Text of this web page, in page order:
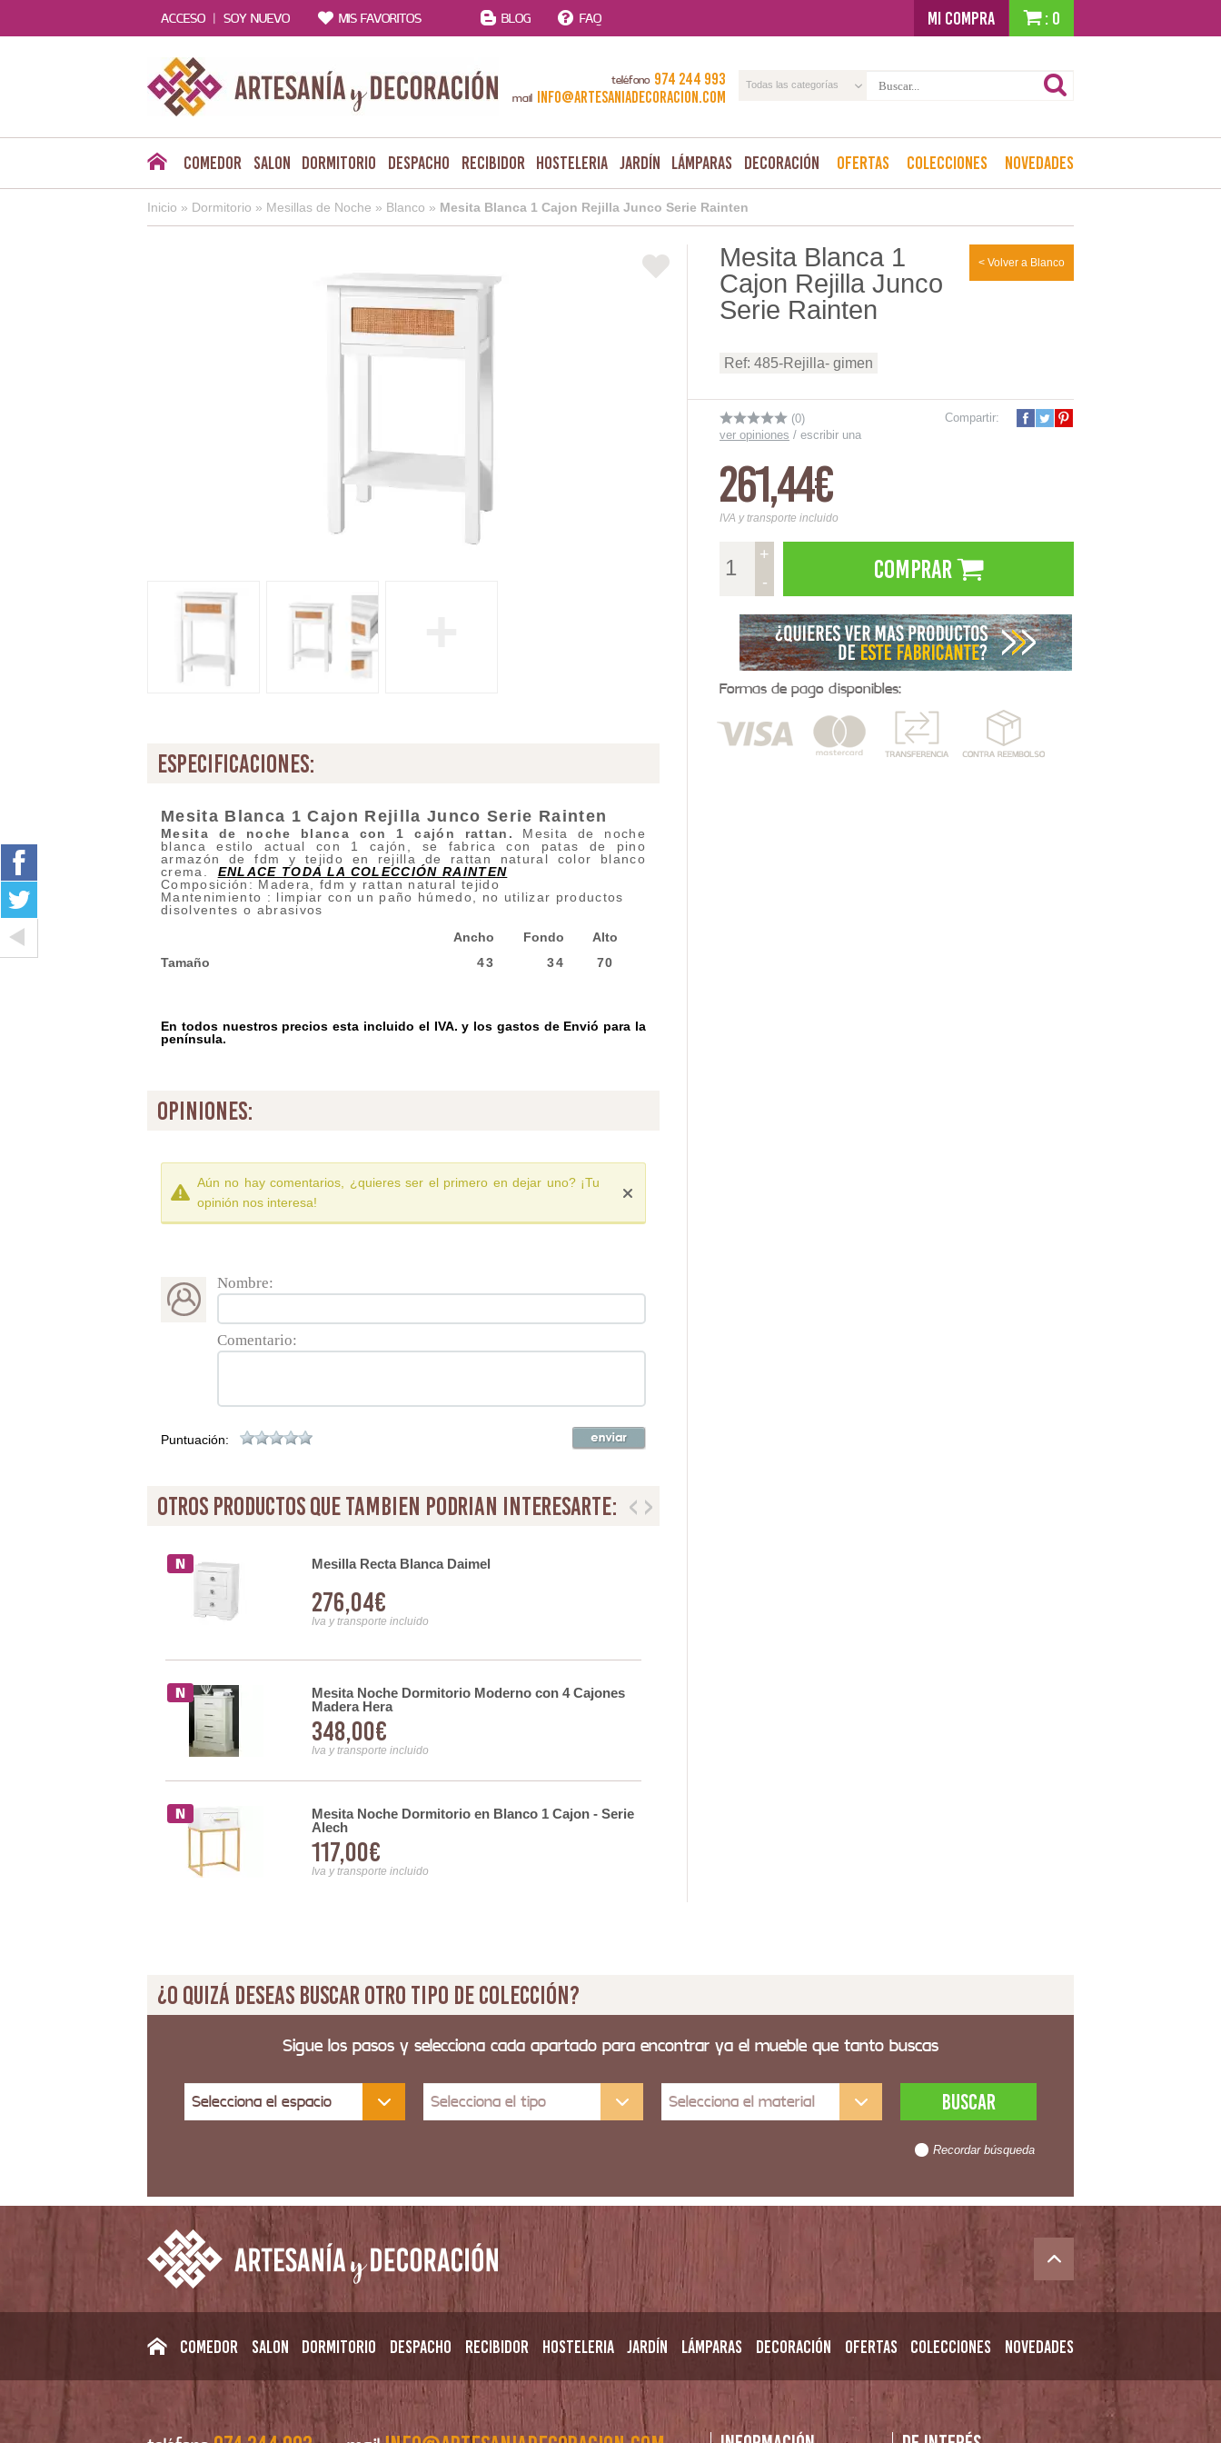
ACCESO | SOY NUEVO MIS FAVORITOS BLOG FAQ MI COMPRA : 0
teléfono 974 244 993
mail info@artesaniadecoracion.com
Todas las categorías
Comedor Salon Dormitorio Despacho Recibidor Hosteleria Jardín Lámparas Decoración Ofertas Colecciones Novedades
Inicio » Dormitorio » Mesillas de Noche » Blanco » Mesita Blanca 1 Cajon Rejilla Junco Serie Rainten
especificaciones:
Mesita Blanca 1 Cajon Rejilla Junco Serie Rainten
Mesita de noche blanca con 1 cajón rattan.
Mesita de noche
blanca estilo actual con 1 cajón, se fabrica con patas de pino
armazón de fdm y tejido en rejilla de rattan natural color blanco
crema. ENLACE TODA LA COLECCIÓN RAINTEN
Composición: Madera, fdm y rattan natural tejido
Mantenimiento : limpiar con un paño húmedo, no utilizar productos
disolventes o abrasivos
Ancho
Fondo
Alto
Tamaño
43 34 70
En todos nuestros precios esta incluido el IVA. y los gastos de Envió para la
península.
opiniones:
Aún no hay comentarios, ¿quieres ser el primero en dejar uno? ¡Tu
opinión nos interesa!
Nombre:
Comentario:
Puntuación:
otros productos que tambien podrian interesarte:
Mesilla Recta Blanca Daimel
276,04€
Iva y transporte incluido
Mesita Noche Dormitorio Moderno con 4 Cajones
Madera Hera
348,00€
Iva y transporte incluido
Mesita Noche Dormitorio en Blanco 1 Cajon - Serie
Alech
117,00€
Iva y transporte incluido
< Volver a Blanco
Mesita Blanca 1
Cajon Rejilla Junco
Serie Rainten
Ref: 485-Rejilla- gimen
(0)
ver opiniones / escribir una
Compartir:
261,44€
IVA y transporte incluido
+
-
Comprar
Formas de pago disponibles:
¿O quizá deseas buscar otro tipo de colección?
Sigue los pasos y selecciona cada apartado para encontrar ya el mueble que tanto buscas
Selecciona el espacio Selecciona el tipo Selecciona el material
Recordar búsqueda
Comedor Salon Dormitorio Despacho Recibidor Hosteleria Jardín Lámparas Decoración Ofertas Colecciones Novedades